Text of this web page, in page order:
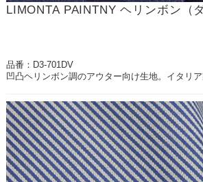
LIMONTA PAINTNY ヘリンボン（
品番：D3-701DV
凹凸ヘリンボン調のアウター向け生地。イタリア